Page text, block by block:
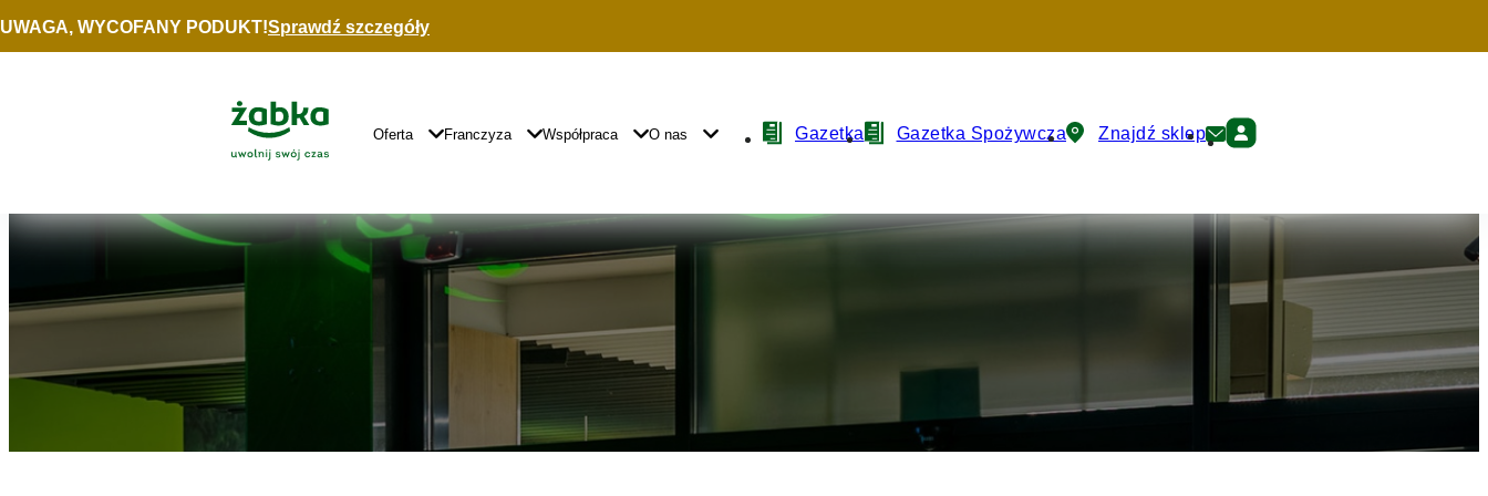
Idź do treści
UWAGA, WYCOFANY PODUKT!Sprawdź szczegóły
Główne
Logo
Główna
Nawigacja
Oferta Franczyza Współpraca O nas
NawigacjaGazetka Gazetka Spożywcza Znajdź sklep